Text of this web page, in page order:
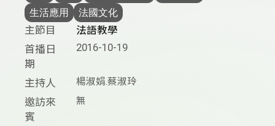
生活應用
法國文化
主節目
法語教學
首播日
期
2016-10-19
主持人 楊淑娟.蔡淑玲
邀訪來
賓
無